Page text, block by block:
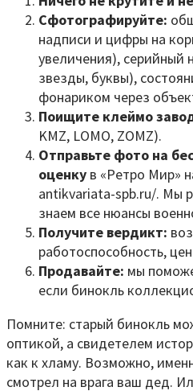
Сфотографируйте:
надписи и цифры на
увеличения), серийный
звезды, буквы),
фонариком через
Поищите клеймо
KMZ, LOMO, ZOMZ).
Отправьте фото на
оценку в «Ретро Мир»
antikvariata-spb.ru/. Мы
знаем все нюансы
Получите вердикт:
работоспособность,
Продавайте: мы
если бинокль
Помните: старый бинокль
оптикой, а свидетелем
как к хламу. Возможно,
смотрел на врага ваш дед.